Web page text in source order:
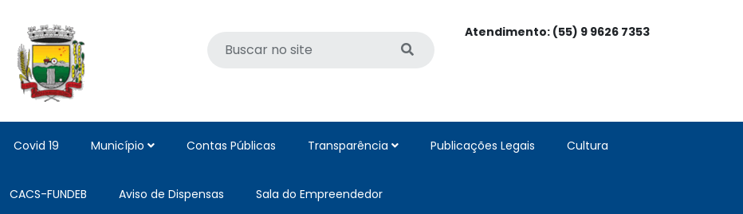
Atendimento: (55) 9 9626 7353
Covid 19 Município Contas Públicas Transparência Publicações Legais Cultura
CACS-FUNDEB Aviso de Dispensas Sala do Empreendedor